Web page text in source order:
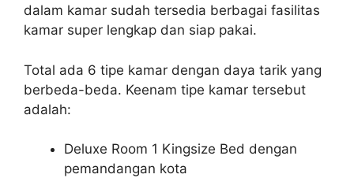
dalam kamar sudah tersedia berbagai fasilitas
kamar super lengkap dan siap pakai.
Total ada 6 tipe kamar dengan daya tarik yang
berbeda-beda. Keenam tipe kamar tersebut
adalah:
Deluxe Room 1 Kingsize Bed dengan
pemandangan kota